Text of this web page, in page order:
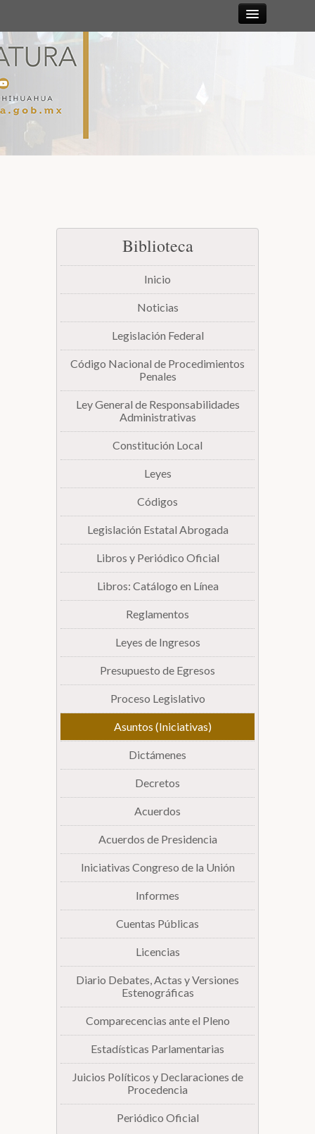
Junta de Coordinación Política
Comisiones
Biblioteca
Secretarías
Transparencia
Biblioteca
Inicio
Noticias
Legislación Federal
Código Nacional de Procedimientos
Penales
Ley General de Responsabilidades
Administrativas
Constitución Local
Leyes
Códigos
Legislación Estatal Abrogada
Libros y Periódico Oficial
Libros: Catálogo en Línea
Reglamentos
Leyes de Ingresos
Presupuesto de Egresos
Proceso Legislativo
Asuntos (Iniciativas)
Dictámenes
Decretos
Acuerdos
Acuerdos de Presidencia
Iniciativas Congreso de la Unión
Informes
Cuentas Públicas
Licencias
Diario Debates, Actas y Versiones
Estenográficas
Comparecencias ante el Pleno
Estadísticas Parlamentarias
Juicios Políticos y Declaraciones de
Procedencia
Periódico Oficial